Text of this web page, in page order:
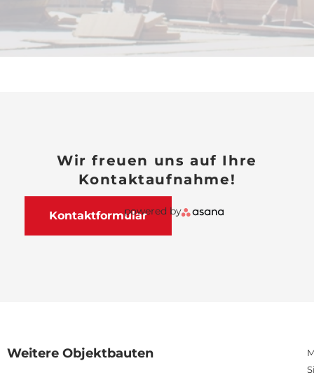
Wir freuen uns auf Ihre
Kontaktaufnahme!
Kontaktformularpowered by
Weitere Objektbauten